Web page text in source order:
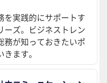
を実践的にサポートす
ーズ。ビジネストレン
務が知っておきたいポ
ます。